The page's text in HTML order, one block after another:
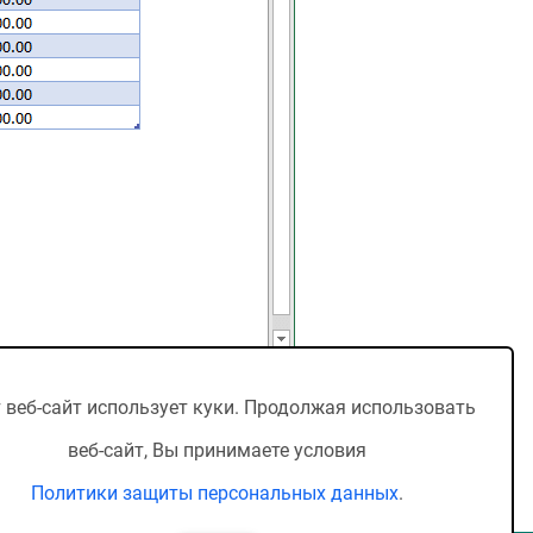
веб-сайт использует куки. Продолжая использовать
веб-сайт, Вы принимаете условия
Политики защиты персональных данных.